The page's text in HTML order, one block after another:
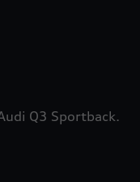
Q3 Sportback.